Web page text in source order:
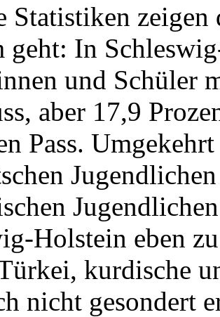
Statistiken
geht: In
und Schüler
aber 17,9
Pass.
Holstein eben
kurdische
nicht gesondert